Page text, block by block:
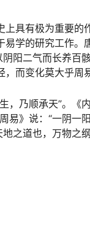
具有极为重要的
学的研究工作。
阳二气而长养百
而变化莫大乎周易
，乃顺承天”。《
易》说：“一阴一
之道也，万物之